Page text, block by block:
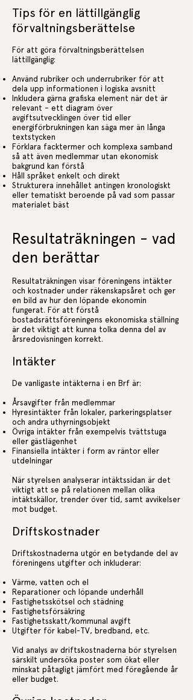
Tips för en lättillgänglig
förvaltningsberättelse
För att göra förvaltningsberättelsen
lättillgänglig:
Använd rubriker och underrubriker för att
dela upp informationen i logiska avsnitt
Inkludera gärna grafiska element när det är
relevant – ett diagram över
avgiftsutvecklingen över tid eller
energiförbrukningen kan säga mer än långa
textstycken
Förklara facktermer och komplexa samband
så att även medlemmar utan ekonomisk
bakgrund kan förstå
Håll språket enkelt och direkt
Strukturera innehållet antingen kronologiskt
eller tematiskt beroende på vad som passar
materialet bäst
Resultaträkningen - vad
den berättar
Resultaträkningen visar föreningens intäkter
och kostnader under räkenskapsåret och ger
en bild av hur den löpande ekonomin
fungerat. För att förstå
bostadsrättsföreningens ekonomiska ställning
är det viktigt att kunna tolka denna del av
årsredovisningen korrekt.
Intäkter
De vanligaste intäkterna i en Brf är:
Årsavgifter från medlemmar
Hyresintäkter från lokaler, parkeringsplatser
och andra uthyrningsobjekt
Övriga intäkter från exempelvis tvättstuga
eller gästlägenhet
Finansiella intäkter i form av räntor eller
utdelningar
När styrelsen analyserar intäktssidan är det
viktigt att se på relationen mellan olika
intäktskällor, trender över tid, samt avvikelser
mot budget.
Driftskostnader
Driftskostnaderna utgör en betydande del av
föreningens utgifter och inkluderar:
Värme, vatten och el
Reparationer och löpande underhåll
Fastighetsskötsel och städning
Fastighetsförsäkring
Fastighetsskatt/kommunal avgift
Utgifter för kabel-TV, bredband, etc.
Vid analys av driftskostnaderna bör styrelsen
särskilt undersöka poster som ökat eller
minskat påtagligt jämfört med föregående år
eller budget.